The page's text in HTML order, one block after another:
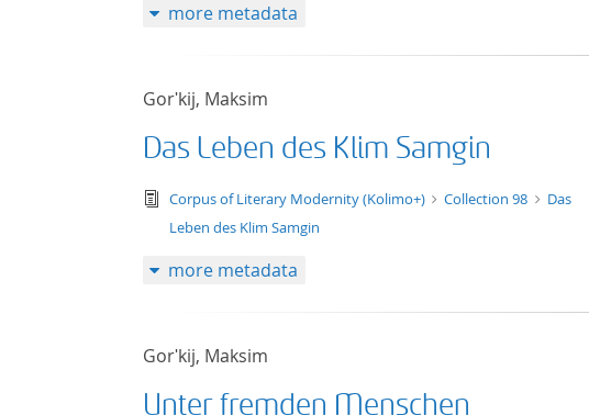
more metadata
Gorʹkij, Maksim
Das Leben des Klim Samgin
text/tg.edition+tg.aggregation+xml
Corpus of Literary Modernity (Kolimo+) Collection 98
Das
Leben des Klim Samgin
more metadata
Gorʹkij, Maksim
Unter fremden Menschen